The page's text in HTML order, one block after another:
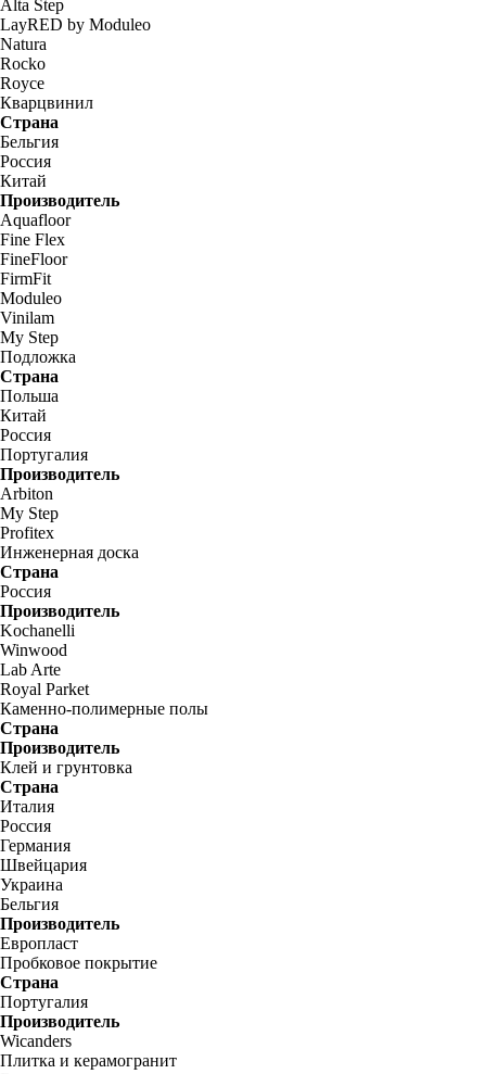
Alta Step
LayRED by Moduleo
Natura
Rocko
Royce
Кварцвинил
Страна
Бельгия
Россия
Китай
Производитель
Aquafloor
Fine Flex
FineFloor
FirmFit
Moduleo
Vinilam
My Step
Подложка
Страна
Польша
Китай
Россия
Португалия
Производитель
Arbiton
My Step
Profitex
Инженерная доска
Страна
Россия
Производитель
Kochanelli
Winwood
Lab Arte
Royal Parket
Каменно-полимерные полы
Страна
Производитель
Клей и грунтовка
Страна
Италия
Россия
Германия
Швейцария
Украина
Бельгия
Производитель
Европласт
Пробковое покрытие
Страна
Португалия
Производитель
Wicanders
Плитка и керамогранит